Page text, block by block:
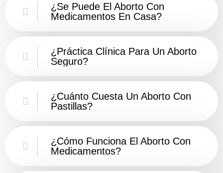
¿Se Puede El Aborto Con
Medicamentos En Casa?
¿Práctica Clínica Para Un Aborto
Seguro?
¿Cuánto Cuesta Un Aborto Con
Pastillas?
¿Cómo Funciona El Aborto Con
Medicamentos?